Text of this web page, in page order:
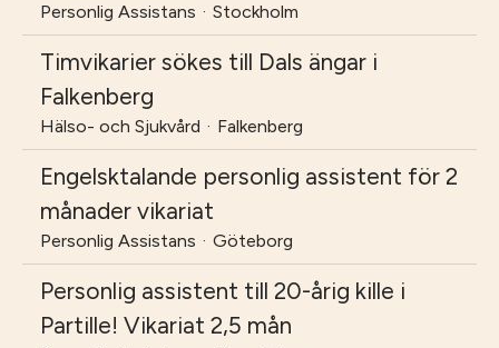
Personlig Assistans · Stockholm
Timvikarier sökes till Dals ängar i
Falkenberg
Hälso- och Sjukvård · Falkenberg
Engelsktalande personlig assistent för 2
månader vikariat
Personlig Assistans · Göteborg
Personlig assistent till 20-årig kille i
Partille! Vikariat 2,5 mån